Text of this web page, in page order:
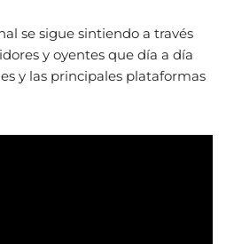
se sigue sintiendo a través
y oyentes que día a día
y las principales plataformas